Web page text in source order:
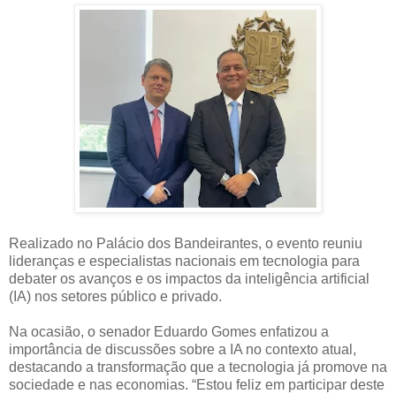
Realizado no Palácio dos Bandeirantes, o evento reuniu
lideranças e especialistas nacionais em tecnologia para
debater os avanços e os impactos da inteligência artificial
(IA) nos setores público e privado.
Na ocasião, o senador Eduardo Gomes enfatizou a
importância de discussões sobre a IA no contexto atual,
destacando a transformação que a tecnologia já promove na
sociedade e nas economias. “Estou feliz em participar deste